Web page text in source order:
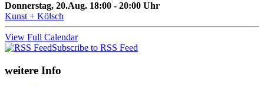
Donnerstag, 20.Aug. 18:00 - 20:00 Uhr
Kunst + Kölsch
View Full Calendar
Subscribe to RSS Feed
weitere Info